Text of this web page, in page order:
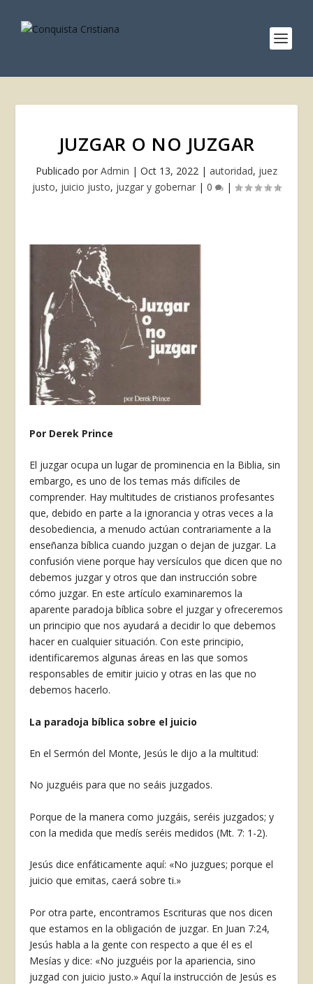
JUZGAR O NO JUZGAR
Publicado por Admin | Oct 13, 2022 | autoridad, juez
justo, juicio justo, juzgar y gobernar | 0 |
Por Derek Prince
El juzgar ocupa un lugar de prominencia en la Biblia, sin
embargo, es uno de los temas más difí­ciles de
comprender. Hay multitudes de cristianos profesantes
que, debido en parte a la ignorancia y otras veces a la
desobediencia, a menudo actúan contrariamente a la
enseñanza bíblica cuando juz­gan o dejan de juzgar. La
confusión viene porque hay versículos que dicen que no
debemos juzgar y otros que dan instrucción sobre
cómo juzgar. En este artículo examinaremos la
aparente paradoja bíblica sobre el juzgar y ofreceremos
un principio que nos ayudará a decidir lo que debemos
hacer en cualquier situación. Con este principio,
identificaremos algunas áreas en las que somos
responsables de emitir juicio y otras en las que no
debemos hacerlo.
La paradoja bíblica sobre el juicio
En el Sermón del Monte, Jesús le dijo a la mul­titud:
No juzguéis para que no seáis juzgados.
Porque de la manera como juzgáis, seréis juzgados; y
con la medida que medís seréis medidos (Mt. 7: 1-2).
Jesús dice enfáticamente aquí: «No juzgues; porque el
juicio que emitas, caerá sobre ti.»
Por otra parte, encontramos Escrituras que nos dicen
que estamos en la obligación de juzgar. En Juan 7:24,
Jesús habla a la gente con respecto a que él es el
Mesías y dice: «No juzguéis por la apariencia, sino
juzgad con juicio justo.» Aquí la instrucción de Jesús es